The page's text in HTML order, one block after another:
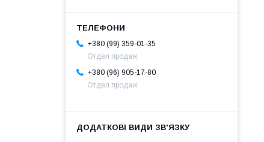
+380 (99) 359-01-35
Отдел продаж
+380 (96) 905-17-80
Отдел продаж